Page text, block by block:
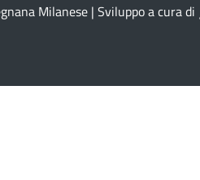
Milanese | Sviluppo a cura di